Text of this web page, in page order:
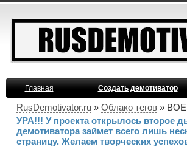
Главная
Создать демотиватор
RusDemotivator.ru » Облако тегов »
УРА!!! У проекта открылось второе
демотиватора займет всего лишь
страницу. Желаем творческих